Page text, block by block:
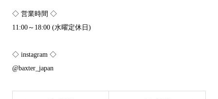
◇ 営業時間 ◇
11:00～18:00 (水曜定休日)
◇ instagram ◇
@baxter_japan